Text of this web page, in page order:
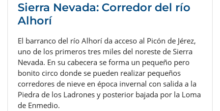
Sierra Nevada: Corredor del río
Alhorí
El barranco del río Alhorí da acceso al Picón de Jérez,
uno de los primeros tres miles del noreste de Sierra
Nevada. En su cabecera se forma un pequeño pero
bonito circo donde se pueden realizar pequeños
corredores de nieve en época invernal con salida a la
Piedra de los Ladrones y posterior bajada por la Loma
de Enmedio.